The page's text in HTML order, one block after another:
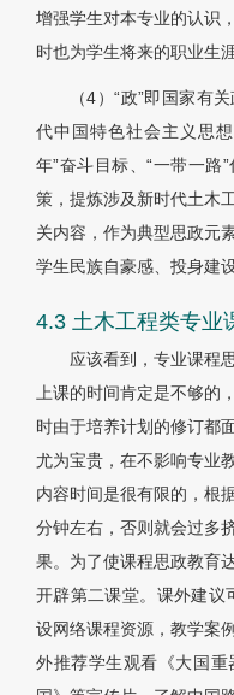
增强学生对本专业的认识
时也为学生将来的职业生
（4）“政”即国家有
代中国特色社会主义思
年”奋斗目标、“一带一路
策，提炼涉及新时代土木
关内容，作为典型思政元
学生民族自豪感、投身建
4.3 土木工程类专业
应该看到，专业课程
上课的时间肯定是不够的
时由于培养计划的修订都
尤为宝贵，在不影响专业
内容时间是很有限的，根
分钟左右，否则就会过多
果。为了使课程思政教育
开辟第二课堂。课外建议
设网络课程资源，教学案
外推荐学生观看《大国